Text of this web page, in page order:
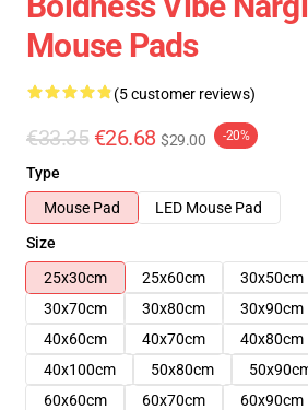
Mouse Pads
(5 customer reviews)
€33.35 €26.68 $29.00 -20%
Type
Mouse Pad
LED Mouse Pad
Size
25x30cm
25x60cm 30x50cm
30x70cm
30x80cm 30x90cm
40x60cm
40x70cm 40x80cm
40x100cm
50x80cm
60x60cm
60x70cm 60x90cm